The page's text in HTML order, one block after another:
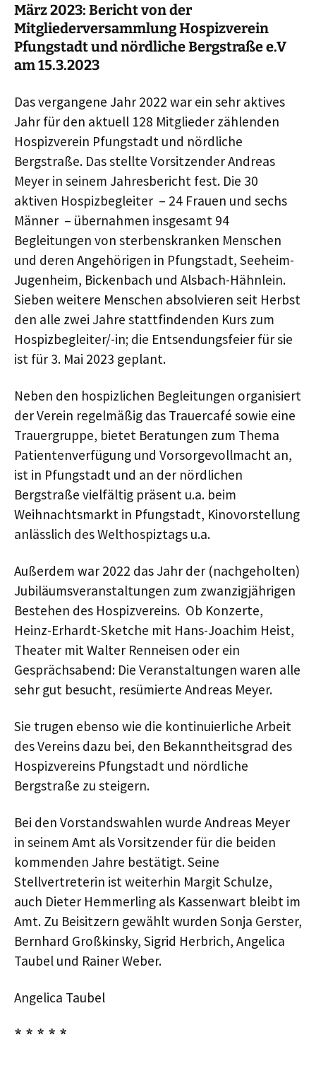
März 2023: Bericht von der
Mitgliederversammlung Hospizverein
Pfungstadt und nördliche Bergstraße e.V
am 15.3.2023
Das vergangene Jahr 2022 war ein sehr aktives
Jahr für den aktuell 128 Mitglieder zählenden
Hospizverein Pfungstadt und nördliche
Bergstraße. Das stellte Vorsitzender Andreas
Meyer in seinem Jahresbericht fest. Die 30
aktiven Hospizbegleiter – 24 Frauen und sechs
Männer – übernahmen insgesamt 94
Begleitungen von sterbenskranken Menschen
und deren Angehörigen in Pfungstadt, Seeheim-
Jugenheim, Bickenbach und Alsbach-Hähnlein.
Sieben weitere Menschen absolvieren seit Herbst
den alle zwei Jahre stattfindenden Kurs zum
Hospizbegleiter/-in; die Entsendungsfeier für sie
ist für 3. Mai 2023 geplant.
Neben den hospizlichen Begleitungen organisiert
der Verein regelmäßig das Trauercafé sowie eine
Trauergruppe, bietet Beratungen zum Thema
Patientenverfügung und Vorsorgevollmacht an,
ist in Pfungstadt und an der nördlichen
Bergstraße vielfältig präsent u.a. beim
Weihnachtsmarkt in Pfungstadt, Kinovorstellung
anlässlich des Welthospiztags u.a.
Außerdem war 2022 das Jahr der (nachgeholten)
Jubiläumsveranstaltungen zum zwanzigjährigen
Bestehen des Hospizvereins. Ob Konzerte,
Heinz-Erhardt-Sketche mit Hans-Joachim Heist,
Theater mit Walter Renneisen oder ein
Gesprächsabend: Die Veranstaltungen waren alle
sehr gut besucht, resümierte Andreas Meyer.
Sie trugen ebenso wie die kontinuierliche Arbeit
des Vereins dazu bei, den Bekanntheitsgrad des
Hospizvereins Pfungstadt und nördliche
Bergstraße zu steigern.
Bei den Vorstandswahlen wurde Andreas Meyer
in seinem Amt als Vorsitzender für die beiden
kommenden Jahre bestätigt. Seine
Stellvertreterin ist weiterhin Margit Schulze,
auch Dieter Hemmerling als Kassenwart bleibt im
Amt. Zu Beisitzern gewählt wurden Sonja Gerster,
Bernhard Großkinsky, Sigrid Herbrich, Angelica
Taubel und Rainer Weber.
Angelica Taubel
* * * * *